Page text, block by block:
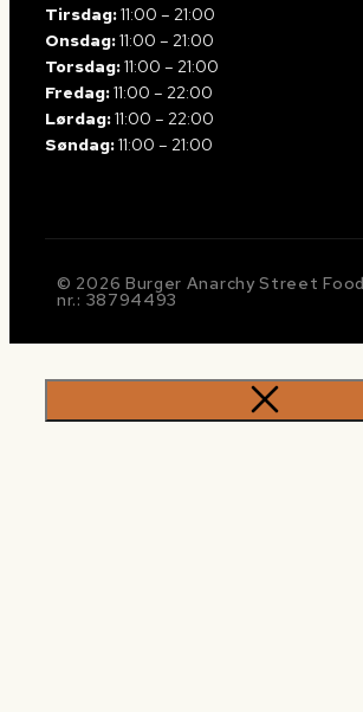
Tirsdag:11:00 – 21:00
Onsdag:11:00 – 21:00
Torsdag:11:00 – 21:00
Fredag:11:00 – 22:00
Lørdag:11:00 – 22:00
Søndag:11:00 – 21:00
© 2026 Burger Anarchy Street Food
nr.: 38794493